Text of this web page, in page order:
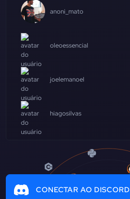
anoni_mato
oleoessencial
joelemanoel
hiagosilvas
CONECTAR AO DISCORD